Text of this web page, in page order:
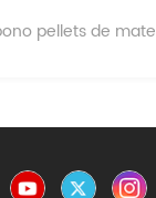
pellets de